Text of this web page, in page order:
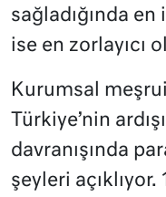
sağladığında
ise en zorlayıcı
Kurumsal
Türkiye’nin
davranışında
şeyleri açıklıyor.